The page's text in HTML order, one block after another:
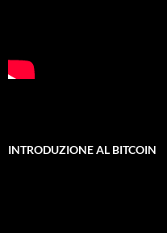
INTRODUZIONE AL BITCOIN